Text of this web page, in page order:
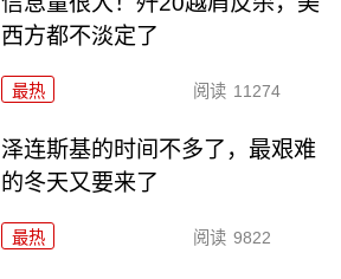
西方都不淡定了
最热 阅读 11274
泽连斯基的时间不多了，最艰难
的冬天又要来了
最热 阅读 9822